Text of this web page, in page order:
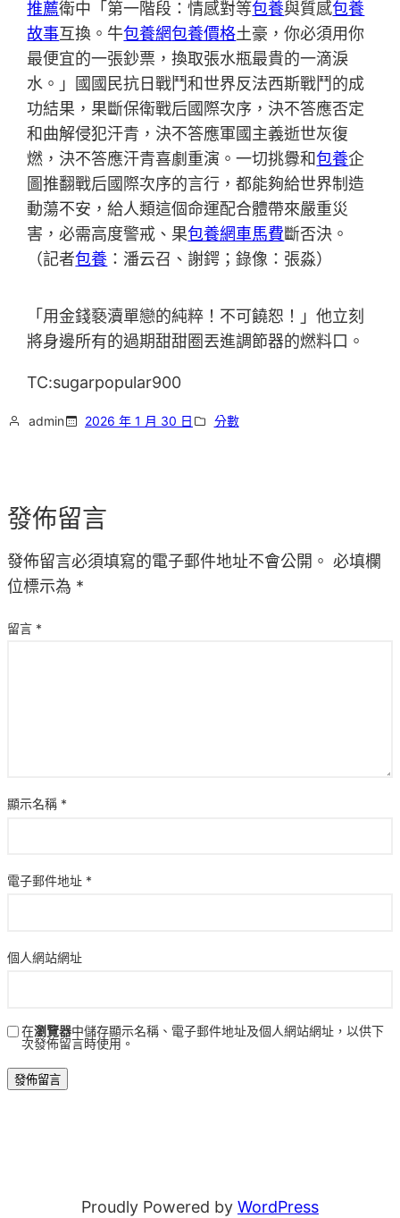
推薦衛中「第一階段：情感對等包養與質感包養
故事互換。牛包養網包養價格土豪，你必須用你
最便宜的一張鈔票，換取張水瓶最貴的一滴淚
水。」國國民抗日戰鬥和世界反法西斯戰鬥的成
功結果，果斷保衛戰后國際次序，決不答應否定
和曲解侵犯汗青，決不答應軍國主義逝世灰復
燃，決不答應汗青喜劇重演。一切挑釁和包養企
圖推翻戰后國際次序的言行，都能夠給世界制造
動蕩不安，給人類這個命運配合體帶來嚴重災
害，必需高度警戒、果包養網車馬費斷否決。
（記者包養 ：潘云召、謝鍔；錄像：張淼）
「用金錢褻瀆單戀的純粹！不可饒恕！」他立刻
將身邊所有的過期甜甜圈丟進調節器的燃料口。
TC:sugarpopular900
admin 2026 年 1 月 30 日 分數
發佈留言
發佈留言必須填寫的電子郵件地址不會公開。 必填欄
位標示為 *
留言 *
顯示名稱 *
電子郵件地址 *
個人網站網址
在瀏覽器中儲存顯示名稱、電子郵件地址及個人網站網址，以供下
次發佈留言時使用。
Proudly Powered by WordPress